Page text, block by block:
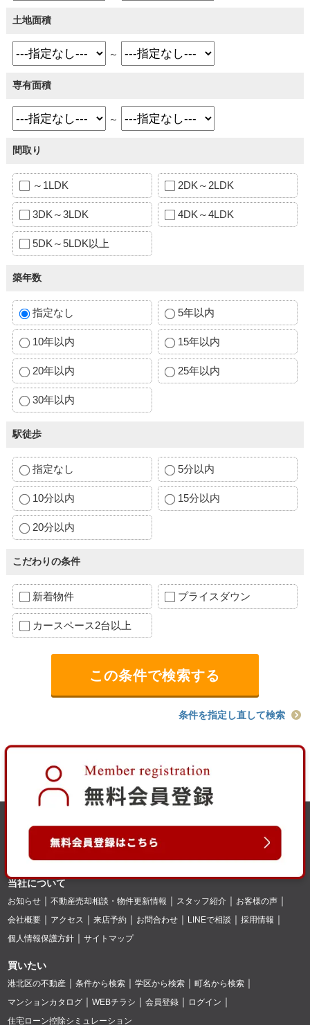
土地面積
～
専有面積
～
間取り
～1LDK 2DK～2LDK
3DK～3LDK 4DK～4LDK
5DK～5LDK以上
築年数
指定なし 5年以内
10年以内 15年以内
20年以内 25年以内
30年以内
駅徒歩
指定なし 5分以内
10分以内 15分以内
20分以内
こだわりの条件
新着物件 プライスダウン
カースペース2台以上
条件を指定し直して検索
当社について
お知らせ 不動産売却相談・物件更新情報 スタッフ紹介
お客様の声
会社概要
アクセス 来店予約 お問合わせ LINEで相談
採用情報
個人情報保護方針
サイトマップ
買いたい
港北区の不動産 条件から検索 学区から検索
町名から検索
マンションカタログ
WEBチラシ 会員登録
ログイン
住宅ローン控除シミュレーション